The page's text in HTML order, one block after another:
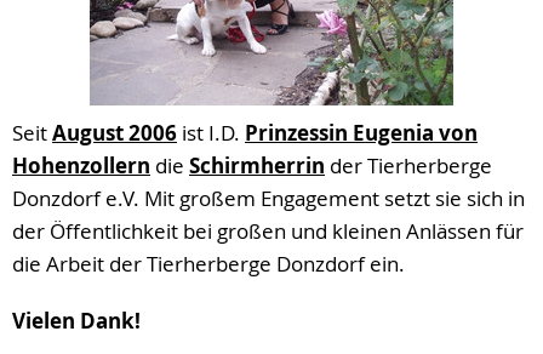
SeitAugust 2006 ist I.D. Prinzessin Eugenia von
Hohenzollern die Schirmherrin der Tierherberge
Donzdorf e.V. Mit großem Engagement setzt sie sich in
der Öffentlichkeit bei großen und kleinen Anlässen für
die Arbeit der Tierherberge Donzdorf ein.
Vielen Dank!